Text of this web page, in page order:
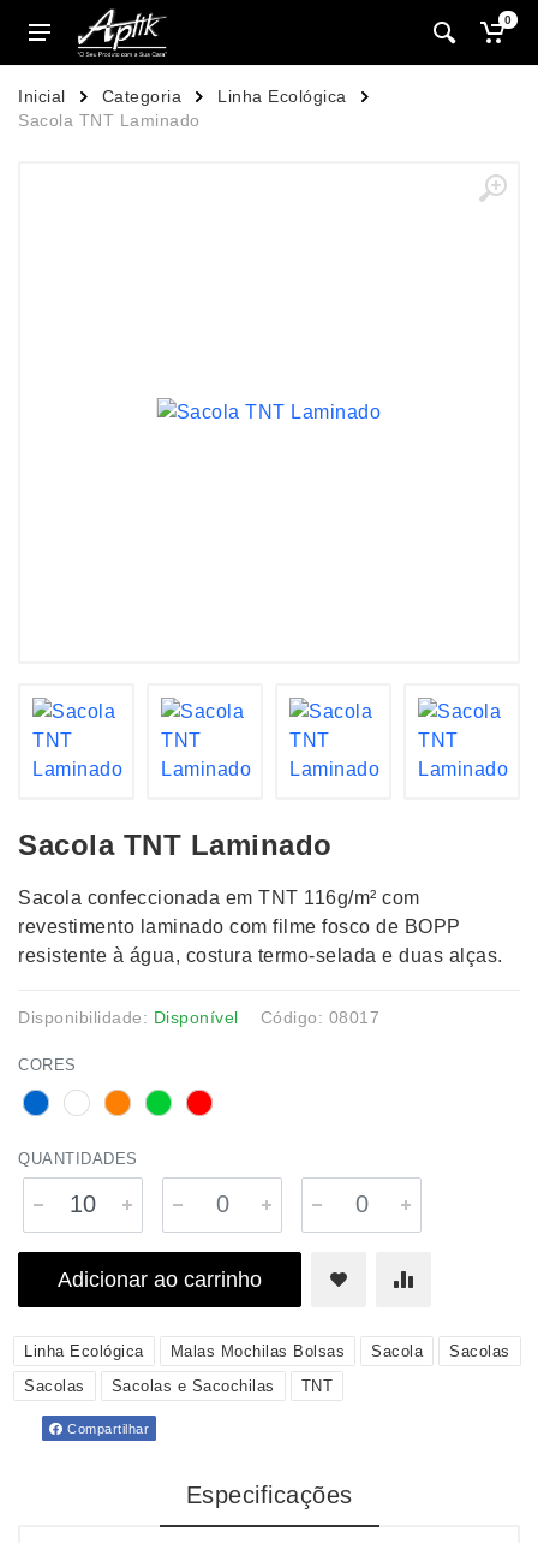
0
Inicial Categoria
Linha Ecológica
Sacola TNT Laminado
Sacola TNT Laminado
Sacola confeccionada em TNT 116g/m² com
revestimento laminado com filme fosco de BOPP
resistente à água, costura termo-selada e duas alças.
Disponibilidade: Disponível Código: 08017
CORES
QUANTIDADES
Adicionar ao carrinho
Linha Ecológica Malas Mochilas Bolsas Sacola
Sacolas
Sacolas
Sacolas e Sacochilas TNT
Compartilhar
Especificações